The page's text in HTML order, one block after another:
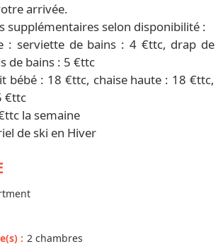
arrivée.
supplémentaires selon disponibilité :
: serviette de bains : 4 €ttc, drap de
de bains : 5 €ttc
bébé : 18 €ttc, chaise haute : 18 €ttc,
€ttc
la semaine
de ski en Hiver
: 2 chambres